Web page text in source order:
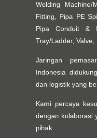
Welding Machine/
Fitting, Pipa PE
Pipa Conduit &
Tray/Ladder,
Jaringan
Indonesia
dan logistik yang
Kami percaya
dengan kolaborasi
pihak.